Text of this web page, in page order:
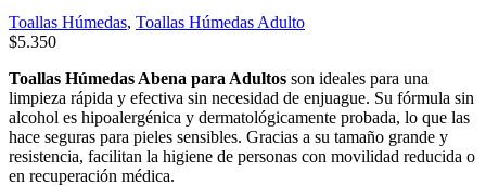
Toallas Húmedas, Toallas Húmedas Adulto
$5.350
Toallas Húmedas Abena para Adultos son ideales para una
limpieza rápida y efectiva sin necesidad de enjuague. Su fórmula sin
alcohol es hipoalergénica y dermatológicamente probada, lo que las
hace seguras para pieles sensibles. Gracias a su tamaño grande y
resistencia, facilitan la higiene de personas con movilidad reducida o
en recuperación médica.